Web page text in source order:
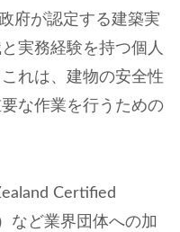
府が認定する建築実
実務経験を持つ個人
れは、建物の安全性
な作業を行うための
Certified
など業界団体への加